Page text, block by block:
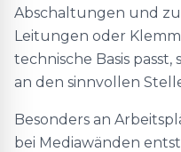
Abschaltungen und
Leitungen oder
technische Basis
an den sinnvollen
Besonders an
bei Mediawänden